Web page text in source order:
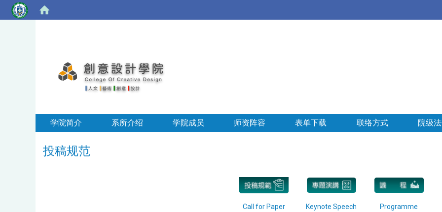
学院简介 系所介绍 学院成员 师资阵容 表单下载 联络方式 院级
投稿规范
Call for Paper Keynote Speech Programme